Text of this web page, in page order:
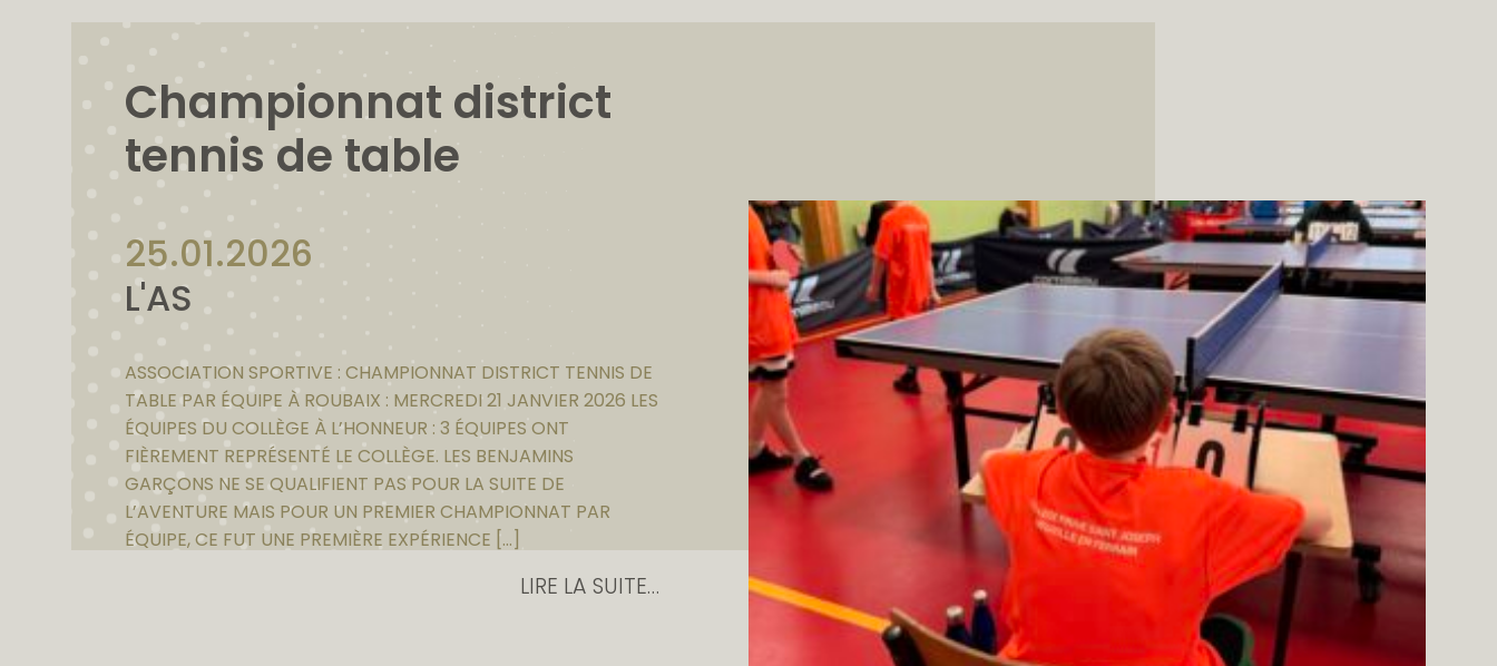
Championnat district
tennis de table
25.01.2026
L'AS
ASSOCIATION SPORTIVE : CHAMPIONNAT DISTRICT TENNIS DE
TABLE PAR ÉQUIPE À ROUBAIX : MERCREDI 21 JANVIER 2026 LES
ÉQUIPES DU COLLÈGE À L’HONNEUR : 3 ÉQUIPES ONT
FIÈREMENT REPRÉSENTÉ LE COLLÈGE. LES BENJAMINS
GARÇONS NE SE QUALIFIENT PAS POUR LA SUITE DE
L’AVENTURE MAIS POUR UN PREMIER CHAMPIONNAT PAR
ÉQUIPE, CE FUT UNE PREMIÈRE EXPÉRIENCE […]
LIRE LA SUITE…